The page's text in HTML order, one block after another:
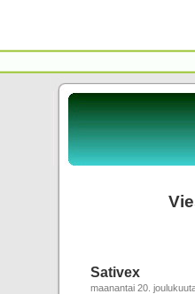
Sativex
maanantai 20.